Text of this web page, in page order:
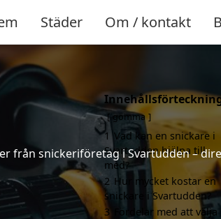
Städer Om / kontakt
från snickeriföretag i Svartudden –
gömma
1 Vad kan en snickare i
Svartudden hjälpa till
med?
2 Hur mycket kostar en
snickare i Svartudden?
3
Fördelar med att välja